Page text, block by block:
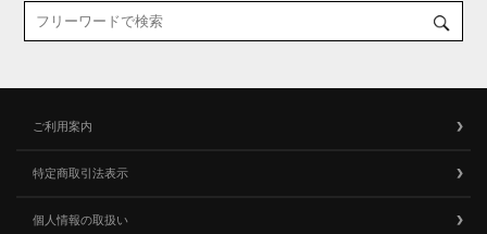
ご利用案内
特定商取引法表示
個人情報の取扱い